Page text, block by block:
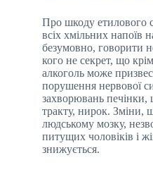
Про шкоду етилового
всіх хмільних напоїв
безумовно, говорити
кого не секрет, що
алкоголь може
порушення нервової
захворювань
тракту, нирок. Зміни,
людському мозку,
питущих чоловіків і
знижується.